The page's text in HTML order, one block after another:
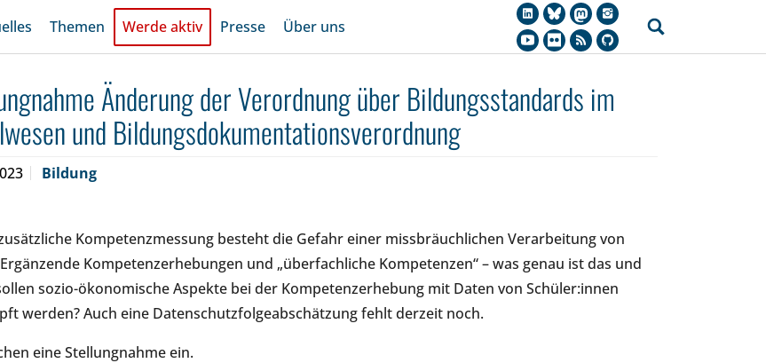
Themen Werde aktiv Presse Über uns
Änderung der Verordnung über Bildungsstandards im
und Bildungsdokumentationsverordnung
Bildung
Kompetenzmessung besteht die Gefahr einer missbräuchlichen Verarbeitung von
Kompetenzerhebungen und „überfachliche Kompetenzen“ – was genau ist das und
sozio-ökonomische Aspekte bei der Kompetenzerhebung mit Daten von Schüler:innen
werden? Auch eine Datenschutzfolgeabschätzung fehlt derzeit noch.
eine Stellungnahme ein.